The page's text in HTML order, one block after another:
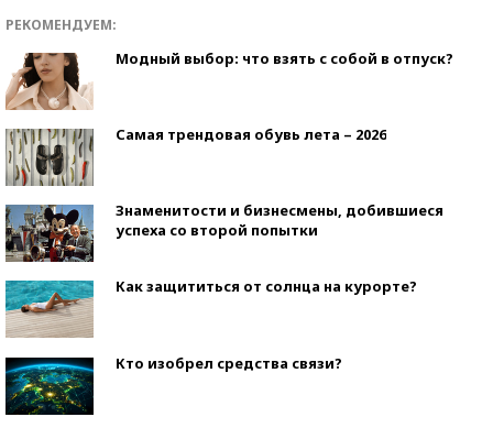
РЕКОМЕНДУЕМ:
Модный выбор: что взять с собой в отпуск?
Самая трендовая обувь лета – 2026
Знаменитости и бизнесмены, добившиеся
успеха со второй попытки
Как защититься от солнца на курорте?
Кто изобрел средства связи?